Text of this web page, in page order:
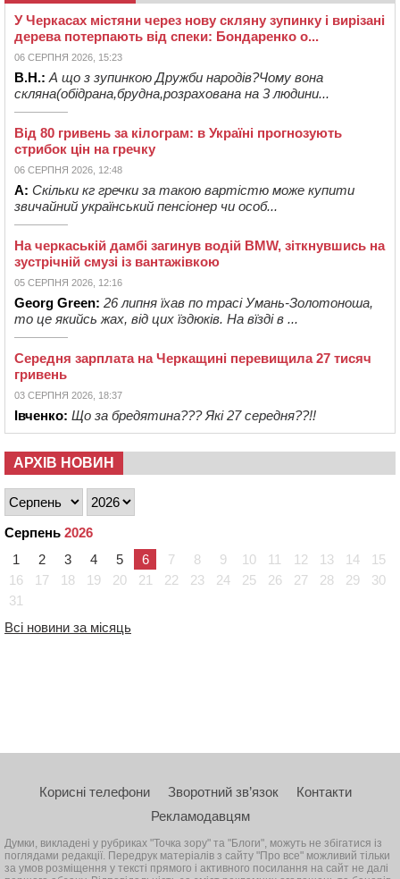
У Черкасах містяни через нову скляну зупинку і вирізані
дерева потерпають від спеки: Бондаренко о...
06 СЕРПНЯ 2026, 15:23
В.Н.: А що з зупинкою Дружби народів?Чому вона
скляна(обідрана,брудна,розрахована на 3 людини...
Від 80 гривень за кілограм: в Україні прогнозують
стрибок цін на гречку
06 СЕРПНЯ 2026, 12:48
А: Скільки кг гречки за такою вартістю може купити
звичайний український пенсіонер чи особ...
На черкаській дамбі загинув водій BMW, зіткнувшись на
зустрічній смузі із вантажівкою
05 СЕРПНЯ 2026, 12:16
Georg Green: 26 липня їхав по трасі Умань-Золотоноша,
то це якийсь жах, від цих їздюків. На вїзді в ...
Середня зарплата на Черкащині перевищила 27 тисяч
гривень
03 СЕРПНЯ 2026, 18:37
Івченко: Що за бредятина??? Які 27 середня??!!
АРХІВ НОВИН
Серпень 2026
1
2 3 4 5 6 7 8 9 10 11 12 13 14
15
16
17 18 19 20 21 22 23 24 25 26 27 28 29
30
31
Всі новини за місяць
Корисні телефони Зворотний зв’язок
Контакти
Рекламодавцям
Думки, викладені у рубриках "Точка зору" та "Блоги", можуть не збігатися із
поглядами редакції. Передрук матеріалів з сайту "Про все" можливий тільки
за умов розміщення у тексті прямого і активного посилання на сайт не далі